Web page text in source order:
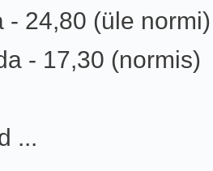
- 24,80 (üle normi)
- 17,30 (normis)
...